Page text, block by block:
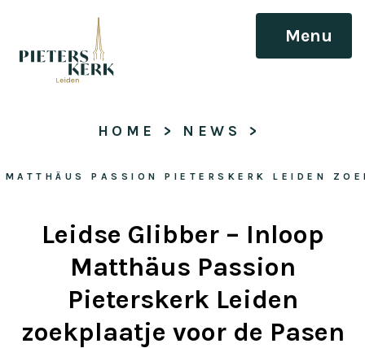
Menu
HOME > NEWS >
PASSION PIETERSKERK LEIDEN
Leidse Glibber – Inloop
Matthäus Passion
Pieterskerk Leiden
zoekplaatje voor de Pasen